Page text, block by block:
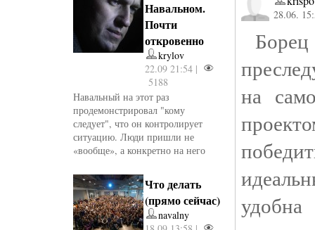
Навальном.
Почти
откровенно
krylov
22.09 21:54 |
5188
Навальный на этот раз
продемонстрировал "кому
следует", что он контролирует
ситуацию. Люди пришли не
«вообще», а конкретно на него
Что делать
(прямо сейчас)
navalny
28.06.
на